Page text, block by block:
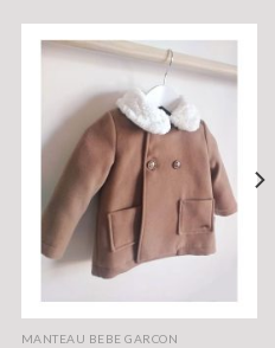
MANTEAU BEBE GARCON